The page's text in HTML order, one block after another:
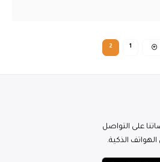
1
2
على التواصل
الذكية.